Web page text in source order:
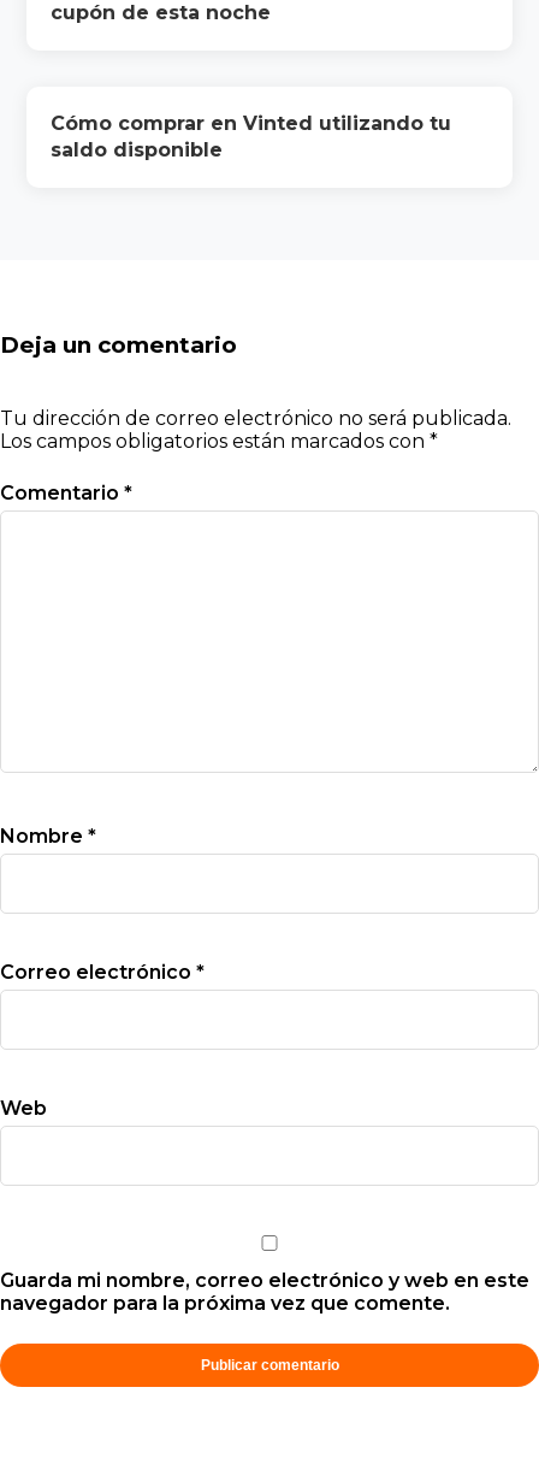
cupón de esta noche
Cómo comprar en Vinted utilizando tu
saldo disponible
Deja un comentario
Tu dirección de correo electrónico no será publicada.
Los campos obligatorios están marcados con *
Comentario *
Nombre *
Correo electrónico *
Web
Guarda mi nombre, correo electrónico y web en este
navegador para la próxima vez que comente.